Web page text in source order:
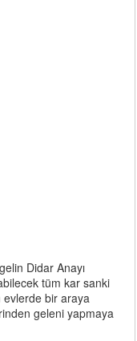
Didar Anayı
tüm kar sanki
evlerde bir araya
geleni yapmaya